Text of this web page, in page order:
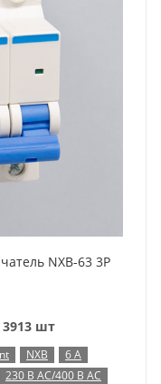
NXB-63 3P
3913 шт
NXB
6 А
230 В AC/400 В AC